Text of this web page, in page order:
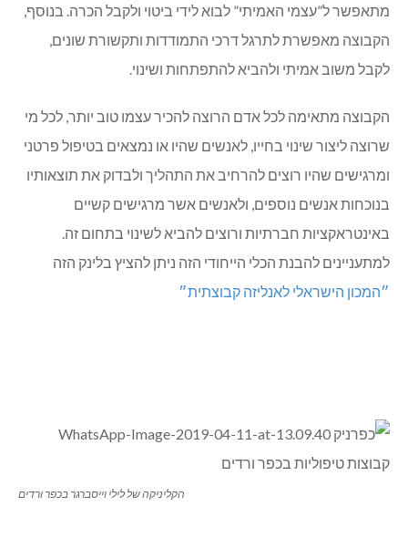
מתאפשר ל”עצמי האמיתי” לבוא לידי ביטוי ולקבל הכרה. בנוסף,
הקבוצה מאפשרת לתרגל דרכי התמודדות ותקשורת שונים,
לקבל משוב אמיתי ולהביא להתפתחות ושינוי.
הקבוצה מתאימה לכל אדם הרוצה להכיר עצמו טוב יותר, לכל מי
שרוצה ליצור שינוי בחייו, לאנשים שהיו או נמצאים בטיפול פרטני
ומרגישים שהיו רוצים להרחיב את התהליך ולבדוק את תוצאותיו
בנוכחות אנשים נוספים, ולאנשים אשר מרגישים קשיים
באינטראקציות חברתיות ורוצים להביא לשינוי בתחום זה.
למתעניינים להבנת הכלי הייחודי הזה ניתן להציץ בלינק הזה
״המכון הישראלי לאנליזה קבוצתית״
הקליניקה של לילי וייסברגר בכפר ורדים